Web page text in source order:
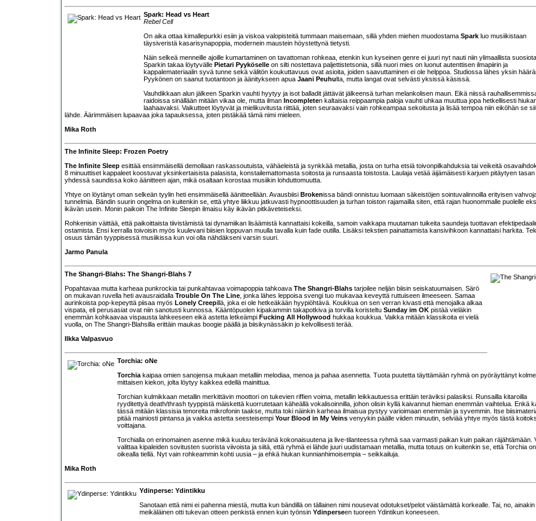
Spark: Head vs Heart
Rebel Cell
On aika ottaa kimallepurkki esiin ja viskoa valopisteitä tummaan maisemaan, sillä yhden miehen muodostama Spark luo musiikistaan
täysiveristä kasarisynapoppia, modernein maustein höystettynä tietysti.
Näin selkeä menneille ajoille kumartaminen on tavattoman rohkeaa, etenkin kun kyseinen genre ei juuri nyt nauti niin ylimaallista suosiota.
Sparkin takaa löytyvälle Pietari Pyyköselle on silti nostettava paljettistetsonia, sillä nuori mies on luonut autenttisen ilmapiirin ja
kappalemateriaalin syvä tunne sekä välitön koukuttavuus ovat asioita, joiden saavuttaminen ei ole helppoa. Studiossa lähes yksin
Pyykönen on saanut tuotantoon ja äänitykseen apua Jaani Peuhulta, mutta langat ovat selvästi yksissä käsissä.
Vauhdikkaan alun jälkeen Sparkin vauhti hyytyy ja isot balladit jättävät jälkeensä turhan melankolisen maun. Eikä niissä
raidoissa sinällään mitään vikaa ole, mutta ilman Incompleten kaltaisia reippaampia paloja vauhti uhkaa muuttua jopa hetkellisesti
laahaavaksi. Vaikutteet löytyvät ja mielikuvitusta riittää, joten seuraavaksi vain rohkeampaa sekoitusta ja lisää tempoa niin eiköhän se
lähde. Äärimmäisen lupaavaa joka tapauksessa, joten pistäkää tämä nimi mieleen.
Mika Roth
The Infinite Sleep: Frozen Poetry
The Infinite Sleep esittää ensimmäisellä demollaan raskassoutuista, vähäeleistä ja synkkää metallia, josta on turha etsiä toivonpilkahduksia tai veikeitä
8 minuuttiset kappaleet koostuvat yksinkertaisista palasista, konstailemattomasta soitosta ja runsaasta toistosta. Laulaja vetää äijämäisesti karjuen pitäytyen tasan
yhdessä saundissa koko äänitteen ajan, mikä osaltaan korostaa musiikin lohduttomuutta.
Yhtye on löytänyt oman selkeän tyylin heti ensimmäisellä äänitteellään. Avausbiisi Brokenissa bändi onnistuu luomaan säkeistöjen sointuvalinnoilla erityisen
tunnelmia. Bändin suurin ongelma on kuitenkin se, että yhtye liikkuu jatkuvasti hypnoottisuuden ja turhan toiston rajamailla siten, että rajan huonommalle puolelle
ikävän usein. Monin paikoin The Infinite Sleepin ilmaisu käy ikävän pitkäveteiseksi.
Rohkenisin väittää, että paikoittaista tiivistämistä tai dynamiikan lisäämistä kannattaisi kokeilla, samoin vaikkapa muutaman tuikeita saundeja tuottavan
ostamista. Ensi kerralla toivoisin myös kuulevani biisien loppuvan muulla tavalla kuin fade outilla. Lisäksi tekstien painattamista kansivihkoon kannattaisi harkita.
osuus tämän tyyppisessä musiikissa kun voi olla nähdäkseni varsin suuri.
Jarmo Panula
The Shangri-Blahs: The Shangri-Blahs 7
Popahtavaa mutta karheaa punkrockia tai punkahtavaa voimapoppia tahkoava The Shangri-Blahs tarjoilee neljän biisin seiskatuumaisen. Särö
on mukavan ruvella heti avausraidalla Trouble On The Line , jonka lähes leppoisa svengi tuo mukavaa keveyttä ruttuiseen ilmeeseen. Samaa
aurinkoista pop-kepeyttä piisaa myös Lonely Creepillä, joka ei ole hetkeäkään hyypiöhtävä. Koukkua on sen verran kivasti että menojalka alkaa
vispata, eli perusasiat ovat niin sanotusti kunnossa. Kääntöpuolen kipakammin takapotkiva ja torvilla koristeltu Sunday im OK pistää vieläkin
enemmän kohkaavaa vispausta lahkeeseen eikä astetta letkeämpi Fucking All Hollywood hukkaa koukkua. Vaikka mitään klassikoita ei vielä
vuolla, on The Shangri-Blahsilla erittäin maukas boogie päällä ja biisikynässäkin jo kelvollisesti terää.
Ilkka Valpasvuo
Torchia: oNe
Torchia kaipaa omien sanojensa mukaan metalliin melodiaa, menoa ja pahaa asennetta. Tuota puutetta täyttämään ryhmä on pyöräyttänyt
mittaisen kiekon, jolta löytyy kaikkea edellä mainittua.
Torchian kulmikkaan metallin merkittävin moottori on tukevien riffien voima, metallin leikkautuessa erittäin teräviksi palasiksi. Runsailla kitaroilla
ryyditettyä death/thrash tyyppistä mäiskettä kuorrutetaan käheällä vokalisoinnilla, johon olisin kyllä kaivannut hieman enemmän vaihtelua. Enkä
tässä mitään klassisia tenoreita mikrofonin taakse, mutta toki näinkin karheaa ilmaisua pystyy varioimaan enemmän ja syvemmin. Itse
pitää mainiosti pintansa ja vaikka astetta seesteisempi Your Blood in My Veins venyykin päälle viiden minuutin, selviää yhtye myös tästä
voittajana.
Torchialla on erinomainen asenne mikä kuuluu terävänä kokonaisuutena ja live-tilanteessa ryhmä saa varmasti paikan kuin paikan räjähtämään.
valittaa kipaleiden sovitusten suorista viivoista ja siitä, että ryhmä ei lähde juuri uudistamaan metallia, mutta totuus on kuitenkin se, että Torchia
oikealla tiellä. Nyt vain rohkeammin kohti uusia – ja ehkä hiukan kunnianhimoisempia – seikkailuja.
Mika Roth
Ydinperse: Ydintikku
Sanotaan että nimi ei pahenna miestä, mutta kun bändillä on tällainen nimi nousevat odotukset/pelot väistämättä korkealle. Tai, no, ainakin
meikäläinen otti tukevan otteen penkistä ennen kuin työnsin Ydinperseen tuoreen Ydintikun koneeseen.